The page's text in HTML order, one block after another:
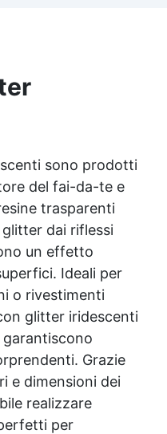
sono prodotti
del fai-da-te e
trasparenti
dai riflessi
un effetto
Ideali per
o rivestimenti
glitter iridescenti
Grazie
e dimensioni dei
realizzare
per